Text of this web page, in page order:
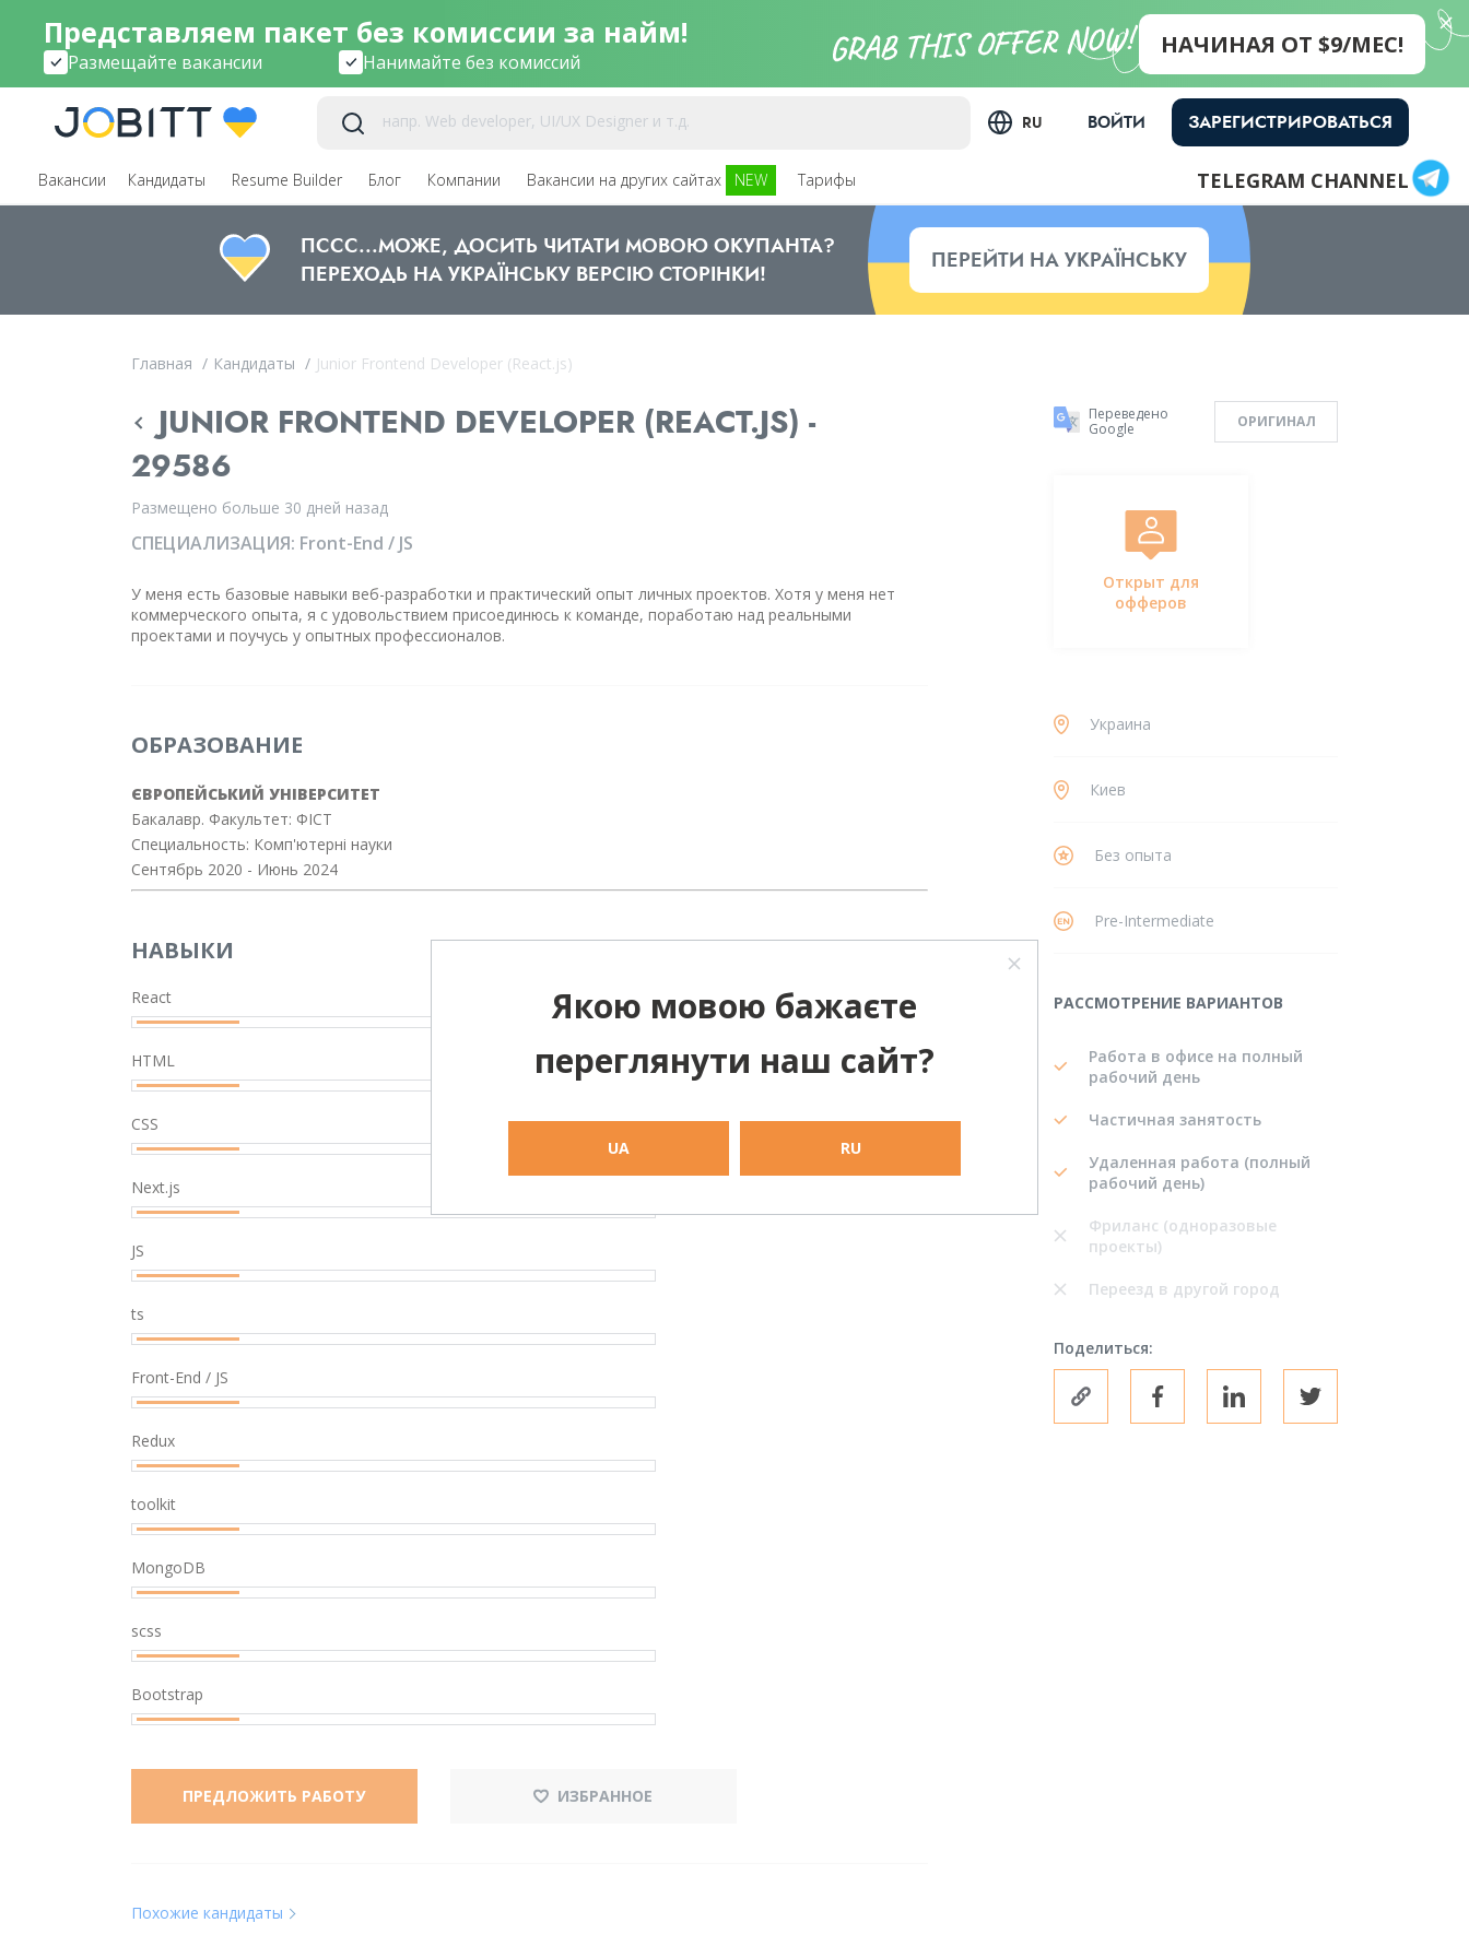
Представляем пакет без комиссии за найм!
Размещайте вакансии Нанимайте без комиссий
НАЧИНАЯ ОТ $9/МЕС!
RU ВОЙТИ ЗАРЕГИСТРИРОВАТЬСЯ
Вакансии Кандидаты Resume Builder Блог Компании Вакансии на других сайтах NEW Тарифы TELEGRAM CHANNEL
ПССС...МОЖЕ, ДОСИТЬ ЧИТАТИ МОВОЮ ОКУПАНТА?
ПЕРЕХОДЬ НА УКРАЇНСЬКУ ВЕРСІЮ СТОРІНКИ!
ПЕРЕЙТИ НА УКРАЇНСЬКУ
Главная / Кандидаты / Junior Frontend Developer (React.js)
JUNIOR FRONTEND DEVELOPER (REACT.JS) -
29586
Размещено больше 30 дней назад
СПЕЦИАЛИЗАЦИЯ: Front-End / JS
У меня есть базовые навыки веб-разработки и практический опыт личных проектов. Хотя у меня нет
коммерческого опыта, я с удовольствием присоединюсь к команде, поработаю над реальными
проектами и поучусь у опытных профессионалов.
ОБРАЗОВАНИЕ
ЄВРОПЕЙСЬКИЙ УНІВЕРСИТЕТ
Бакалавр. Факультет: ФІСТ
Специальность: Комп'ютерні науки
Сентябрь 2020 - Июнь 2024
НАВЫКИ
React
HTML
CSS
Next.js
JS
ts
Front-End / JS
Redux
toolkit
MongoDB
scss
Bootstrap
ПРЕДЛОЖИТЬ РАБОТУ ИЗБРАННОЕ
Похожие кандидаты
Переведено
Google
ОРИГИНАЛ
Открыт для
офферов
Украина
Киев
Без опыта
Pre-Intermediate
РАССМОТРЕНИЕ ВАРИАНТОВ
Работа в офисе на полный
рабочий день
Частичная занятость
Удаленная работа (полный
рабочий день)
Фриланс (одноразовые
проекты)
Переезд в другой город
Поделиться:
Якою мовою бажаєте
переглянути наш сайт?
UA RU